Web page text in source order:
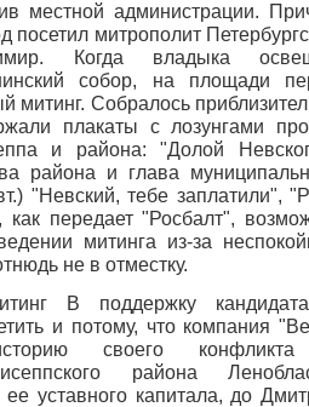
местной администрации.
посетил митрополит
Когда владыка
собор, на площади
митинг. Собралось
плакаты с лозунгами
и района: "Долой
района и глава
"Невский, тебе заплатили",
передает "Росбалт",
митинга из-за
не в отместку.
В поддержку
и потому, что компания
своего
района
уставного капитала, до